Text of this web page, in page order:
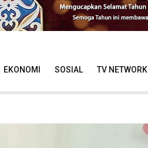
EKONOMI SOSIAL TV NETWORK